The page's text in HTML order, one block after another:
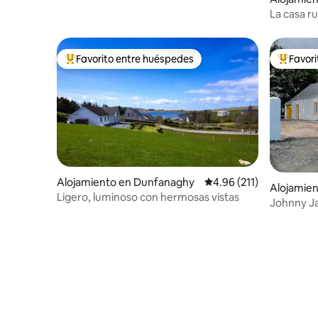
egal
La casa
Favorito entre huéspedes preferido
Favorito entre huéspedes
Alojamiento en Dunfanaghy Calificación promedio:
4.96 (211)
Ligero, luminoso con hermosas vistas
egal
Johnny